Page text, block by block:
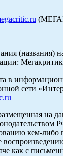
(названия)
Мегакритик
в
сети
на
кем-либо
как с